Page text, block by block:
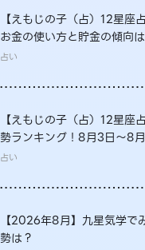
【えもじの子（占）12星座
お金の使い方と貯金の傾向
底解説
占い
【えもじの子（占）12星座
勢ランキング！8月3日～8
は？
占い
【2026年8月】九星気学で
勢は？